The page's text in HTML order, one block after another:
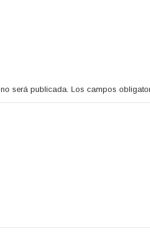
será publicada. Los campos